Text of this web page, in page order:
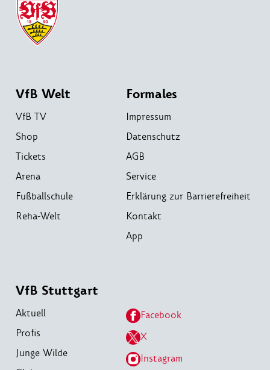
VfB Welt
VfB TV
Shop
Tickets
Arena
Fußballschule
Reha-Welt
Formales
Impressum
Datenschutz
AGB
Service
Erklärung zur Barrierefreiheit
Kontakt
App
VfB Stuttgart
Aktuell
Profis
Junge Wilde
Facebook
X
Instagram